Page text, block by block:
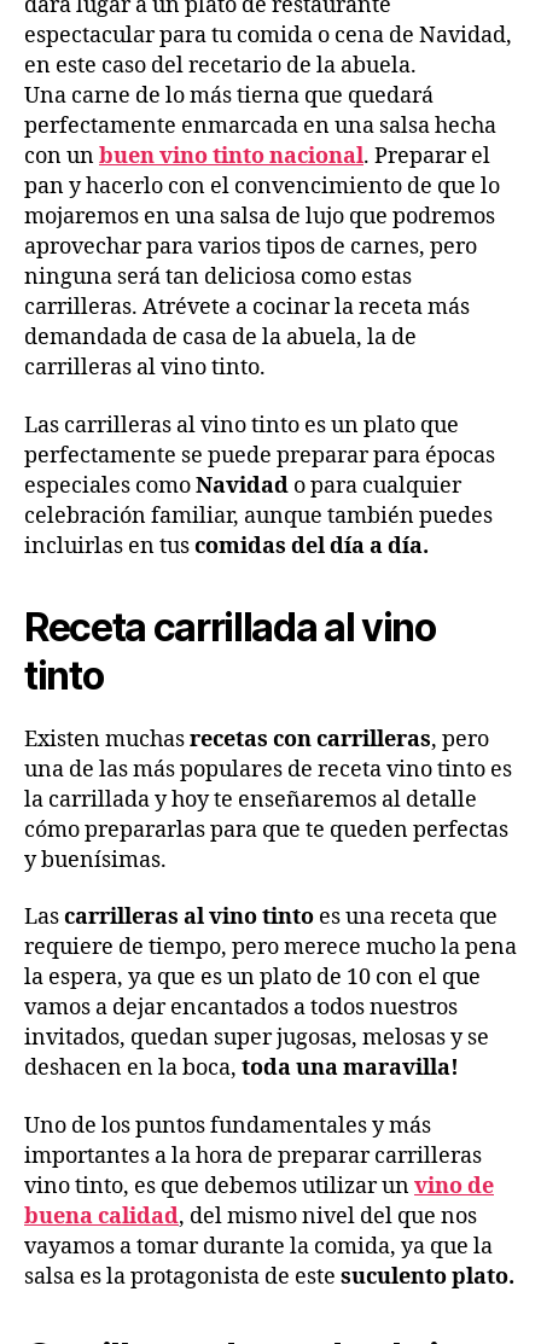
espectacular para tu comida o cena de Navidad,
en este caso del recetario de la abuela.
Una carne de lo más tierna que quedará
perfectamente enmarcada en una salsa hecha
con unbuen vino tinto nacional. Preparar el
pan y hacerlo con el convencimiento de que lo
mojaremos en una salsa de lujo que podremos
aprovechar para varios tipos de carnes, pero
ninguna será tan deliciosa como estas
carrilleras. Atrévete a cocinar la receta más
demandada de casa de la abuela, la de
carrilleras al vino tinto.
Las carrilleras al vino tinto es un plato que
perfectamente se puede preparar para épocas
especiales comoNavidad o para cualquier
celebración familiar, aunque también puedes
incluirlas en tuscomidas del día a día.
Receta carrillada al vino
tinto
Existen muchasrecetas con carrilleras, pero
una de las más populares de receta vino tinto es
la carrilladay hoy te enseñaremos al detalle
cómo prepararlas para que te queden perfectas
y buenísimas.
Lascarrilleras al vino tinto es una receta que
requiere de tiempo, pero merece mucho la pena
la espera, ya que es un plato de 10 con el que
vamos a dejar encantados a todos nuestros
invitados, quedan super jugosas, melosas y se
deshacen en la boca, toda una maravilla!
Uno de los puntos fundamentales y más
importantes a la hora de preparar carrilleras
vino tinto, es que debemos utilizar unvino de
buena calidad, del mismo nivel del que nos
vayamos a tomar durante la comida, ya que la
salsa es la protagonista de este suculento plato.